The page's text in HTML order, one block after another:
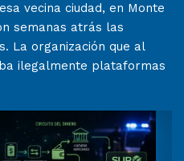
vecina ciudad, en Monte
semanas atrás las
La organización que al
ilegalmente plataformas